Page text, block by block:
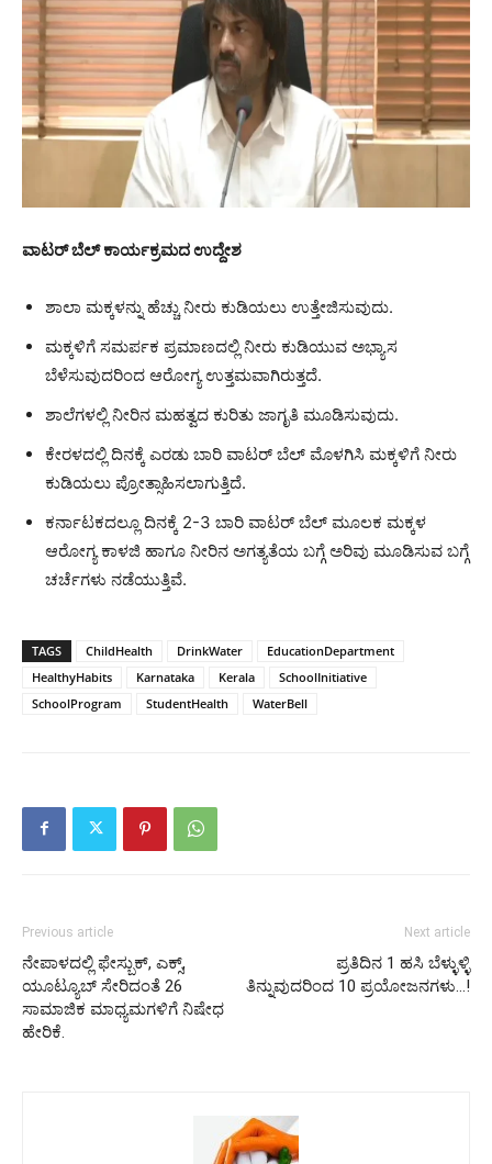
ವಾಟರ್ ಬೆಲ್ ಕಾರ್ಯಕ್ರಮದ ಉದ್ದೇಶ
ಶಾಲಾ ಮಕ್ಕಳನ್ನು ಹೆಚ್ಚು ನೀರು ಕುಡಿಯಲು ಉತ್ತೇಜಿಸುವುದು.
ಮಕ್ಕಳಿಗೆ ಸಮರ್ಪಕ ಪ್ರಮಾಣದಲ್ಲಿ ನೀರು ಕುಡಿಯುವ ಅಭ್ಯಾಸ
ಬೆಳೆಸುವುದರಿಂದ ಆರೋಗ್ಯ ಉತ್ತಮವಾಗಿರುತ್ತದೆ.
ಶಾಲೆಗಳಲ್ಲಿ ನೀರಿನ ಮಹತ್ವದ ಕುರಿತು ಜಾಗೃತಿ ಮೂಡಿಸುವುದು.
ಕೇರಳದಲ್ಲಿ ದಿನಕ್ಕೆ ಎರಡು ಬಾರಿ ವಾಟರ್ ಬೆಲ್ ಮೊಳಗಿಸಿ ಮಕ್ಕಳಿಗೆ ನೀರು
ಕುಡಿಯಲು ಪ್ರೋತ್ಸಾಹಿಸಲಾಗುತ್ತಿದೆ.
ಕರ್ನಾಟಕದಲ್ಲೂ ದಿನಕ್ಕೆ 2-3 ಬಾರಿ ವಾಟರ್ ಬೆಲ್ ಮೂಲಕ ಮಕ್ಕಳ
ಆರೋಗ್ಯ ಕಾಳಜಿ ಹಾಗೂ ನೀರಿನ ಅಗತ್ಯತೆಯ ಬಗ್ಗೆ ಅರಿವು ಮೂಡಿಸುವ ಬಗ್ಗೆ
ಚರ್ಚೆಗಳು ನಡೆಯುತ್ತಿವೆ.
TAGS ChildHealth DrinkWater
EducationDepartment
HealthyHabits
Karnataka Kerala
SchoolInitiative
SchoolProgram
StudentHealth WaterBell
Previous article
ನೇಪಾಳದಲ್ಲಿ ಫೇಸ್ಬುಕ್, ಎಕ್ಸ್,
ಯೂಟ್ಯೂಬ್ ಸೇರಿದಂತೆ 26
ಸಾಮಾಜಿಕ ಮಾಧ್ಯಮಗಳಿಗೆ ನಿಷೇಧ
ಹೇರಿಕೆ.
Next article
ಪ್ರತಿದಿನ 1 ಹಸಿ ಬೆಳ್ಳುಳ್ಳಿ
ತಿನ್ನುವುದರಿಂದ 10 ಪ್ರಯೋಜನಗಳು…!